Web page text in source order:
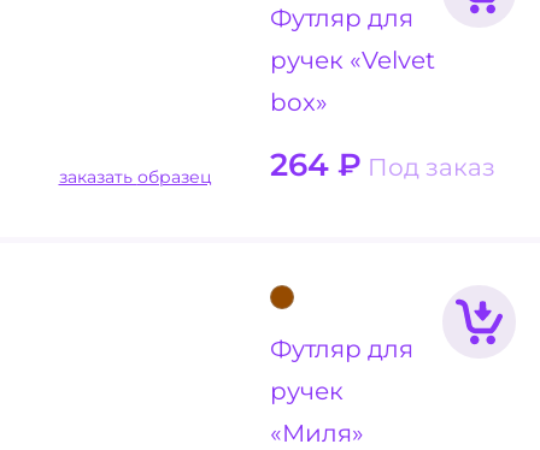
Футляр для
ручек «Velvet
box»
264 ₽ Под заказ
заказать образец
Футляр для
ручек
«Миля»